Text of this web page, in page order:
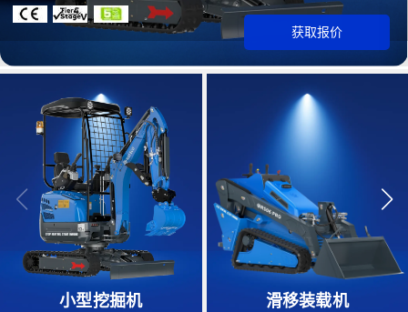
获取报价
小型挖掘机 滑移装载机